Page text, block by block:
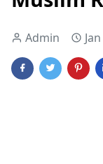
Admin